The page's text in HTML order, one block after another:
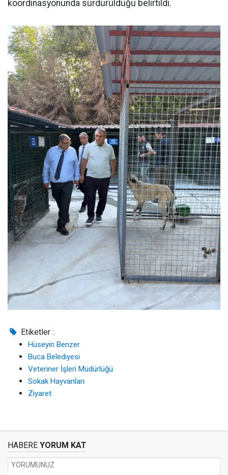
koordinasyonunda sürdürüldüğü belirtildi.
Etiketler :
Hüseyin Benzer
Buca Belediyesi
Veteriner İşleri Müdürlüğü
Sokak Hayvanları
Ziyaret
HABERE YORUM KAT